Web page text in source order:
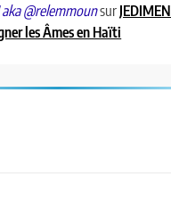
@relemmounsur
les Âmes en Haïti